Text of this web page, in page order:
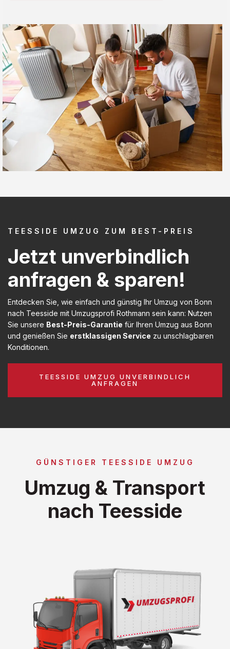
TEESSIDE UMZUG ZUM BEST-PREIS
Jetzt unverbindlich
anfragen & sparen!
Entdecken Sie, wie einfach und günstig Ihr Umzug von Bonn
nach Teesside mit Umzugsprofi Rothmann sein kann: Nutzen
Sie unsere Best-Preis-Garantie für Ihren Umzug aus Bonn
und genießen Sie erstklassigen Service zu unschlagbaren
Konditionen.
TEESSIDE UMZUG UNVERBINDLICH
ANFRAGEN
GÜNSTIGER TEESSIDE UMZUG
Umzug & Transport
nach Teesside